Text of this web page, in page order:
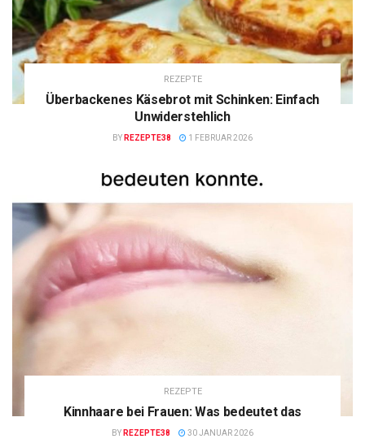
REZEPTE
Überbackenes Käsebrot mit Schinken: Einfach
Unwiderstehlich
BY REZEPTE38 1 FEBRUAR 2026
REZEPTE
Kinnhaare bei Frauen: Was bedeutet das
BY REZEPTE38 30 JANUAR 2026